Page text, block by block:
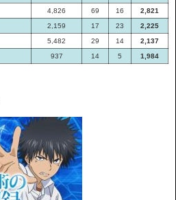
4,826 69 16
2,821
2,159 17 23
2,225
5,482 29 14
2,137
937 14 5 1,984